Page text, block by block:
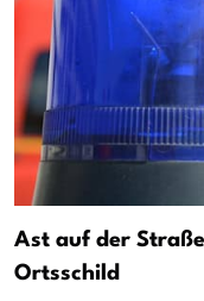
Ast auf der
Ortsschild